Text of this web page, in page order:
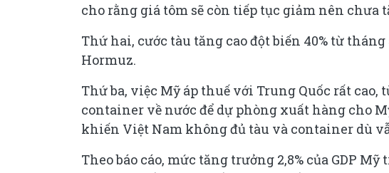
cho rằng giá tôm sẽ còn tiếp tục giảm nên chưa
Thứ hai, cước tàu tăng cao đột biến 40% từ
Hormuz.
Thứ ba, việc Mỹ áp thuế với Trung Quốc rất cao,
container về nước để dự phòng xuất hàng cho
khiến Việt Nam không đủ tàu và container dù
Theo báo cáo, mức tăng trưởng 2,8% của GDP